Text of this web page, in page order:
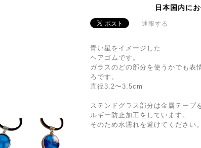
日本国内に
通報する
青い星をイメージした
ヘアゴムです。
ガラスのどの部分を使うかでも表
ろです。
直径3.2〜3.5cm
ステンドグラス部分は金属テープ
ルギー防止加工をしています。
そのため水濡れを避けてください。